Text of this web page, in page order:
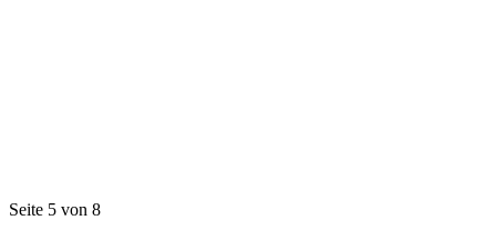
Seite 5 von 8